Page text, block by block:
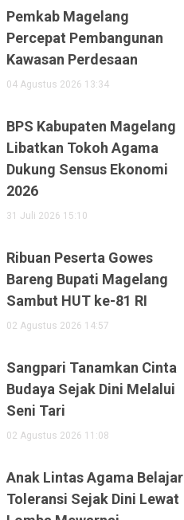
Pemkab Magelang
Percepat Pembangunan
Kawasan Perdesaan
04 Agustus 2026 13:34
BPS Kabupaten Magelang
Libatkan Tokoh Agama
Dukung Sensus Ekonomi
2026
31 Juli 2026 15:10
Ribuan Peserta Gowes
Bareng Bupati Magelang
Sambut HUT ke-81 RI
02 Agustus 2026 14:57
Sangpari Tanamkan Cinta
Budaya Sejak Dini Melalui
Seni Tari
02 Agustus 2026 11:08
Anak Lintas Agama Belajar
Toleransi Sejak Dini Lewat